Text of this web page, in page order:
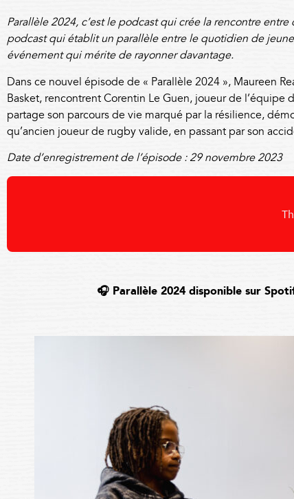
Parallèle 2024, c’est le podcast qui crée la rencontre
podcast qui établit un parallèle entre le quotidien de
événement qui mérite de rayonner davantage.
Dans ce nouvel épisode de « Parallèle 2024 », Maureen
Basket, rencontrentCorentin Le Guen, joueur de l’équipe
partage son parcours de vie marqué par la résilience,
qu’ancien joueur de rugby valide, en passant par son
Date d’enregistrement de l’épisode : 29 novembre 2023
🎧 Parallèle 2024 disponible sur